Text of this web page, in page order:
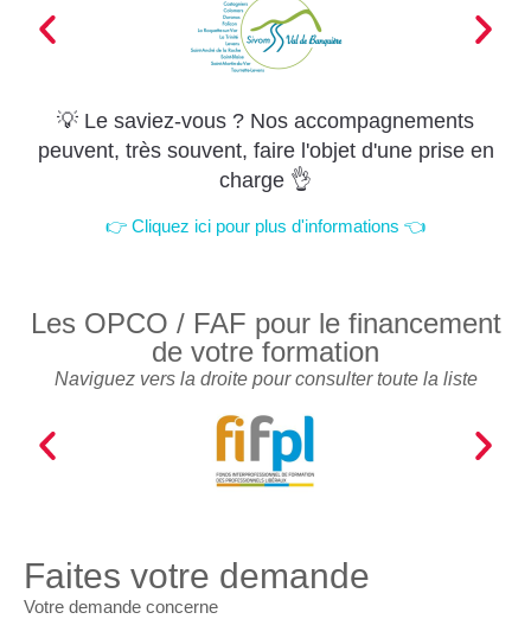
💡 Le saviez-vous ? Nos accompagnements
peuvent, très souvent, faire l'objet d'une prise en
charge 👌
👉 Cliquez ici pour plus d'informations 👈
Les OPCO / FAF pour le financement
de votre formation
Naviguez vers la droite pour consulter toute la liste
Faites votre demande
Votre demande concerne